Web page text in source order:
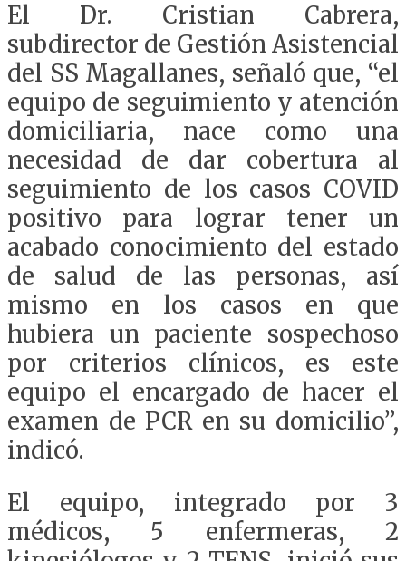
El Dr. Cristian Cabrera,
subdirector de Gestión Asistencial
del SS Magallanes, señaló que, “el
equipo de seguimiento y atención
domiciliaria, nace como una
necesidad de dar cobertura al
seguimiento de los casos COVID
positivo para lograr tener un
acabado conocimiento del estado
de salud de las personas, así
mismo en los casos en que
hubiera un paciente sospechoso
por criterios clínicos, es este
equipo el encargado de hacer el
examen de PCR en su domicilio”,
indicó.
El equipo, integrado por 3
médicos, 5 enfermeras, 2